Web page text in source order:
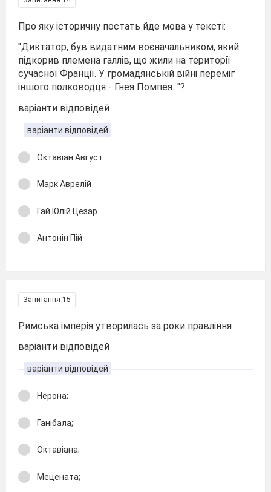
Про яку історичну постать йде мова у тексті:
"Диктатор, був видатним воєначальником, який
підкорив племена галлів, що жили на території
сучасної Франції. У громадянській війні переміг
іншого полководця - Гнея Помпея..."?
варіанти відповідей
варіанти відповідей
Октавіан Август
Марк Аврелій
Гай Юлій Цезар
Антонін Пій
Запитання 15
Римська імперія утворилась за роки правління
варіанти відповідей
варіанти відповідей
Нерона;
Ганібала;
Октавіана;
Мецената;